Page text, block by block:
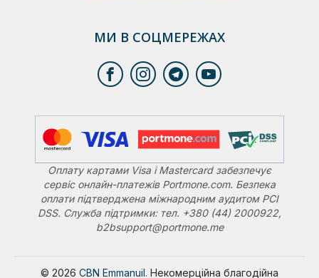
МИ В СОЦМЕРЕЖАХ
Оплату картами Visa і Mastercard забезпечує
сервіс онлайн-платежів Portmone.com. Безпека
оплати підтверджена міжнародним аудитом PCI
DSS. Служба підтримки: тел. +380 (44) 2000922,
b2bsupport@portmone.me
© 2026 CBN Emmanuil. Некомерційна благодійна